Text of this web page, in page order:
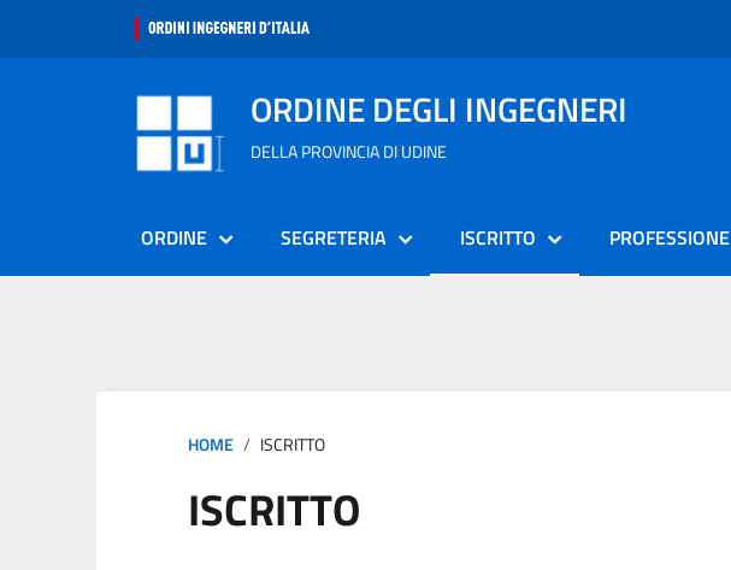
ORDINE DEGLI INGEGNERI
DELLA PROVINCIA DI UDINE
ORDINE SEGRETERIA ISCRITTO PROFESSIONE
HOME ISCRITTO
ISCRITTO